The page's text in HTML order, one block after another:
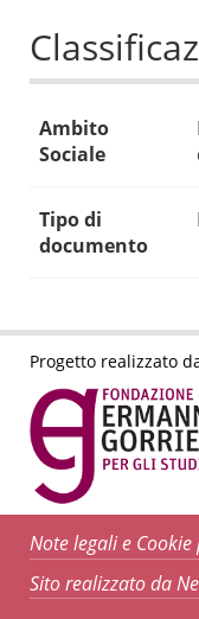
Ambito
Sociale
Tipo di
documento
Progetto realizzato
Note legali e Cookie
Sito realizzato da